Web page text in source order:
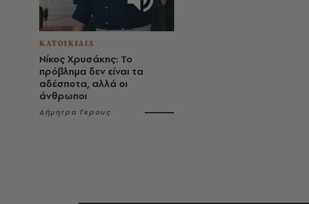
ΚΑΤΟΙΚΙΔΙΑ
Νίκος Χρυσάκης: Το
πρόβλημα δεν είναι τα
αδέσποτα, αλλά οι
άνθρωποι
Δήμητρα Γκρους